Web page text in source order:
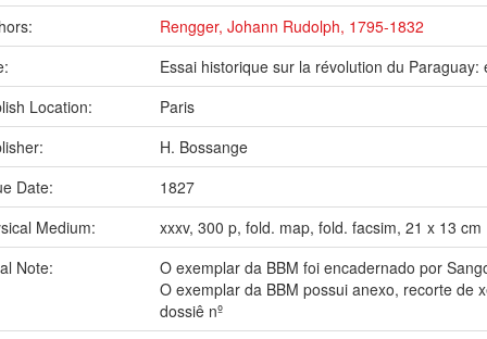
Rengger, Johann Rudolph, 1795-1832
Essai historique sur la révolution du
Location:
Paris
H. Bossange
Date:
1827
Medium:
xxxv, 300 p, fold. map, fold. facsim, 21 x 13 cm
Note:
O exemplar da BBM foi encadernado por
O exemplar da BBM possui anexo, recorte de
dossiê nº